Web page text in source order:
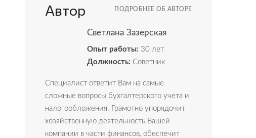
Автор ПОДРОБНЕЕ ОБ АВТОРЕ
Светлана Зазерская
Опыт работы: 30 лет
Должность: Советник
Специалист ответит Вам на самые
сложные вопросы бухгалтерского учета и
налогообложения. Грамотно упорядочит
хозяйственную деятельность Вашей
компании в части финансов, обеспечит